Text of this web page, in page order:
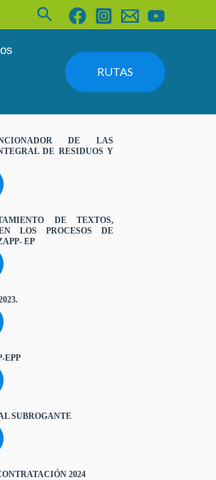
Buscar
RUTAS
DE LAS
DE RESIDUOS Y
DE TEXTOS,
LOS PROCESOS DE
EP
EPP
SUBROGANTE
2024